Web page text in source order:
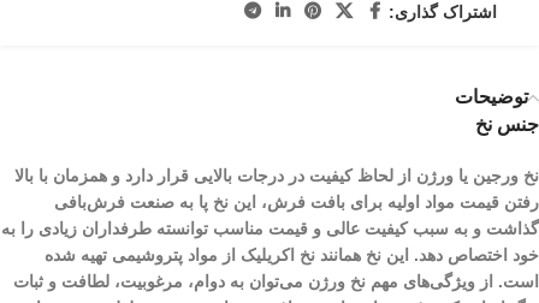
اشتراک گذاری:
توضیحات
جنس نخ
نخ ورجین یا ورژن از لحاظ کیفیت در درجات بالایی قرار دارد و همزمان با بالا
رفتن قیمت مواد اولیه برای بافت فرش، این نخ پا به صنعت فرش‌بافی
گذاشت و به سبب کیفیت عالی و قیمت مناسب توانسته طرفداران زیادی را به
خود اختصاص دهد. این نخ همانند نخ اکریلیک از مواد پتروشیمی تهیه شده
است. از ویژگی‌های مهم نخ ورژن می‌توان به دوام، مرغوبیت، لطافت و ثبات